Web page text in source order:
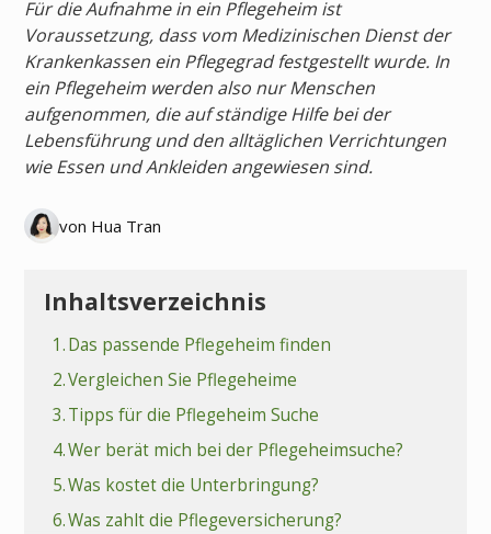
Für die Aufnahme in ein Pflegeheim ist
Voraussetzung, dass vom Medizinischen Dienst der
Krankenkassen ein Pflegegrad festgestellt wurde. In
ein Pflegeheim werden also nur Menschen
aufgenommen, die auf ständige Hilfe bei der
Lebensführung und den alltäglichen Verrichtungen
wie Essen und Ankleiden angewiesen sind.
von Hua Tran
Inhaltsverzeichnis
1.Das passende Pflegeheim finden
2.Vergleichen Sie Pflegeheime
3.Tipps für die Pflegeheim Suche
4.Wer berät mich bei der Pflegeheimsuche?
5.Was kostet die Unterbringung?
6.Was zahlt die Pflegeversicherung?